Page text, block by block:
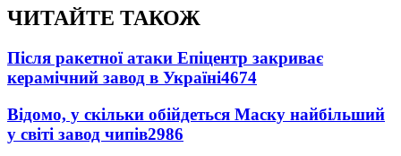
ЧИТАЙТЕ ТАКОЖ
Після ракетної атаки Епіцентр закриває
керамічний завод в Україні4674
Відомо, у скільки обійдеться Маску найбільший
у світі завод чипів2986